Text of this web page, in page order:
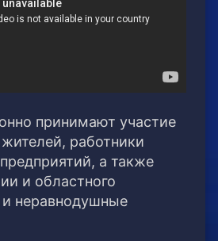
принимают участие
работники
а также
и областного
и неравнодушные